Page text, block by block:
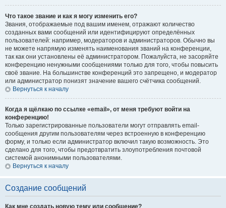
Что такое звание и как я могу изменить его?
Звания, отображаемые под вашим именем, отражают количество
созданных вами сообщений или идентифицируют определённых
пользователей: например, модераторов и администраторов. Обычно вы
не можете напрямую изменять наименования званий на конференции,
так как они установлены её администратором. Пожалуйста, не засоряйте
конференцию ненужными сообщениями только для того, чтобы повысить
своё звание. На большинстве конференций это запрещено, и модератор
или администратор понизят значение вашего счётчика сообщений.
Вернуться к началу
Когда я щёлкаю по ссылке «email», от меня требуют войти на
конференцию!
Только зарегистрированные пользователи могут отправлять email-
сообщения другим пользователям через встроенную в конференцию
форму, и только если администратор включил такую возможность. Это
сделано для того, чтобы предотвратить злоупотребления почтовой
системой анонимными пользователями.
Вернуться к началу
Создание сообщений
Как мне создать новую тему или сообщение?